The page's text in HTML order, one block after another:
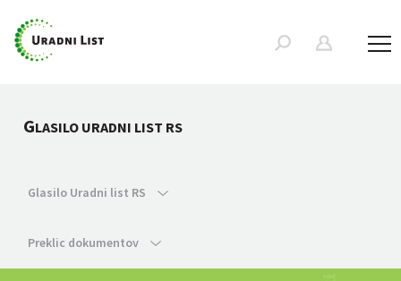
GLASILO URADNI LIST RS
Glasilo Uradni list RS
Preklic dokumentov